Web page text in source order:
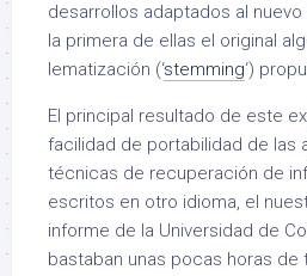
desarrollos adaptados al
la primera de ellas el original
lematización (‘stemming‘)
El principal resultado de este
facilidad de portabilidad de las
técnicas de recuperación de
escritos en otro idioma, el
informe de la Universidad de
bastaban unas pocas horas de